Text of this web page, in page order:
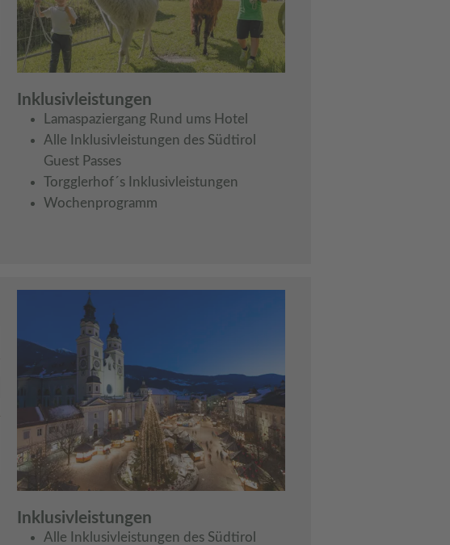
Inklusivleistungen
Lamaspaziergang Rund ums Hotel
Alle Inklusivleistungen des Südtirol
Guest Passes
Torgglerhof´s Inklusivleistungen
Wochenprogramm
Inklusivleistungen
Alle Inklusivleistungen des Südtirol